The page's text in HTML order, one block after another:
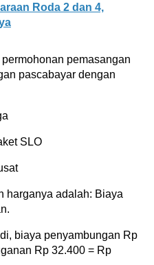
Roda 2 dan 4,
pemasangan
pascabayar dengan
SLO
harganya adalah: Biaya
biaya penyambungan Rp
Rp 32.400 = Rp